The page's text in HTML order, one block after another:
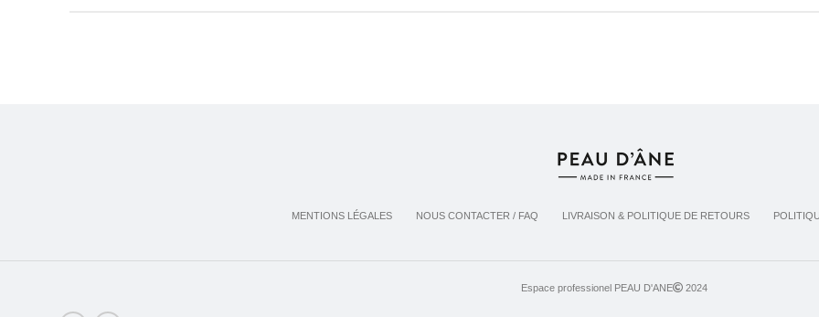
MENTIONS LÉGALES NOUS CONTACTER / FAQ LIVRAISON & POLITIQUE DE RETOURS
Espace professionel PEAU D'ANE 2024